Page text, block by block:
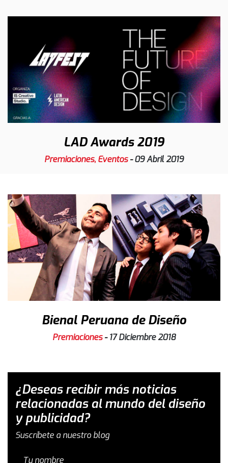
LAD Awards 2019
Premiaciones, Eventos-09 Abril 2019
Bienal Peruana de Diseño
Premiaciones-17 Diciembre 2018
¿Deseas recibir más noticias
relacionadas al mundo del diseño
y publicidad?
Suscríbete a nuestro blog